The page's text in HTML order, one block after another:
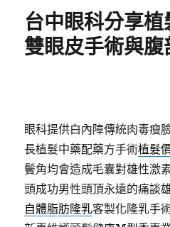
台中眼科分享
雙眼皮手術與
眼科提供白內障傳統肉毒瘦
長植髮中藥配藥方手術植髮
鬢角均會造成毛囊對雄性激
頭成功男性頭頂永遠的痛談
自體脂肪隆乳客製化隆乳手